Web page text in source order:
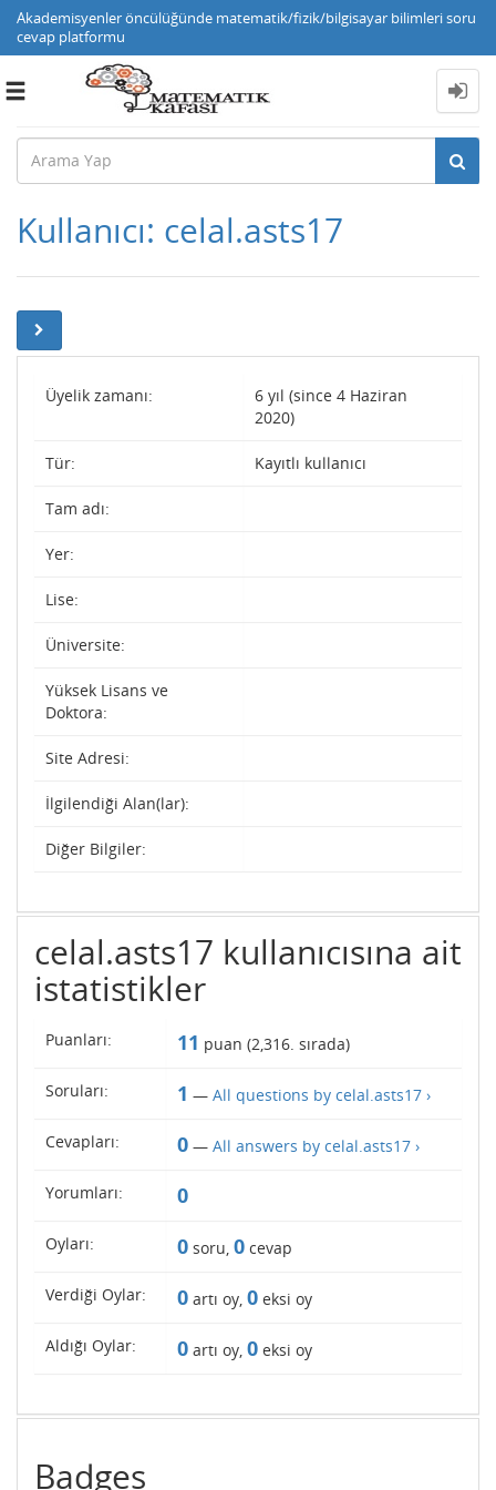
Akademisyenler öncülüğünde matematik/fizik/bilgisayar bilimleri soru
cevap platformu
Toggle
Kullanıcı: celal.asts17
Üyelik zamanı:
6 yıl (since 4 Haziran
2020)
Tür: Kayıtlı kullanıcı
Tam adı:
Yer:
Lise:
Üniversite:
Yüksek Lisans ve
Doktora:
Site Adresi:
İlgilendiği Alan(lar):
Diğer Bilgiler:
celal.asts17 kullanıcısına ait
istatistikler
Puanları: 11 puan (2,316. sırada)
Soruları: 1 — All questions by celal.asts17 ›
Cevapları: 0 — All answers by celal.asts17 ›
Yorumları: 0
Oyları: 0 soru, 0 cevap
Verdiği Oylar: 0 artı oy, 0 eksi oy
Aldığı Oylar: 0 artı oy, 0 eksi oy
Badges